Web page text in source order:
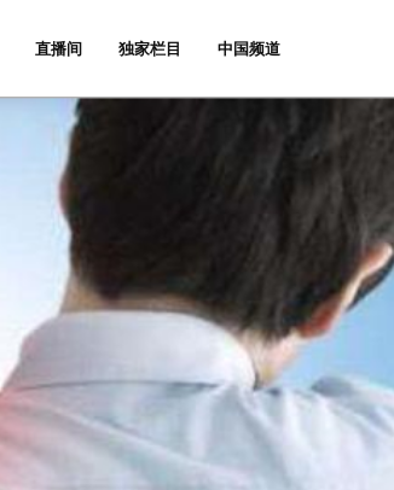
直播间 独家栏目 中国频道